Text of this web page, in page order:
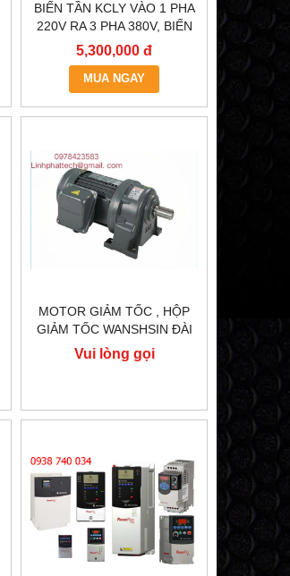
BIẾN TẦN KCLY VÀO 1 PHA
220V RA 3 PHA 380V, BIẾN
TẦN KCLY KOC600-
3R7GT3-B
5,300,000 đ
MUA NGAY
MOTOR GIẢM TỐC , HỘP
GIẢM TỐC WANSHSIN ĐÀI
LOAN GH40-2200-3S /
2.2KW 2200W 3HP
Vui lòng gọi